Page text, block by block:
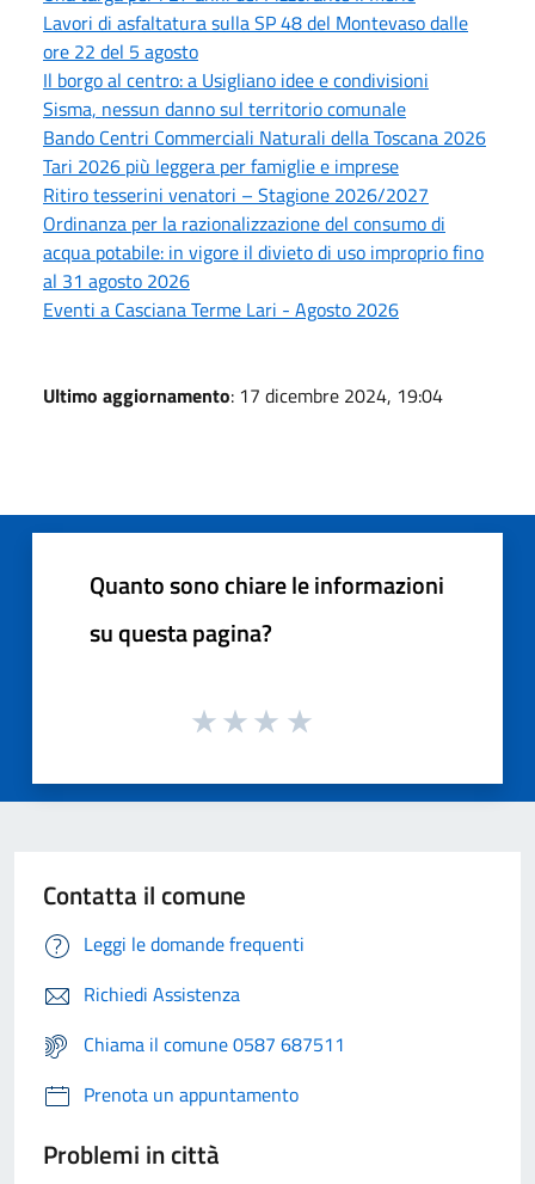
Lavori di asfaltatura sulla SP 48 del Montevaso dalle
ore 22 del 5 agosto
Il borgo al centro: a Usigliano idee e condivisioni
Sisma, nessun danno sul territorio comunale
Bando Centri Commerciali Naturali della Toscana 2026
Tari 2026 più leggera per famiglie e imprese
Ritiro tesserini venatori – Stagione 2026/2027
Ordinanza per la razionalizzazione del consumo di
acqua potabile: in vigore il divieto di uso improprio fino
al 31 agosto 2026
Eventi a Casciana Terme Lari - Agosto 2026
Ultimo aggiornamento: 17 dicembre 2024, 19:04
Quanto sono chiare le informazioni
su questa pagina?
Contatta il comune
Leggi le domande frequenti
Richiedi Assistenza
Chiama il comune 0587 687511
Prenota un appuntamento
Problemi in città